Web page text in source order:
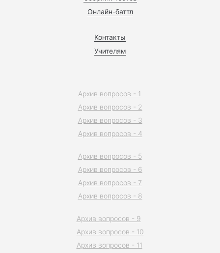
Онлайн-баттл
Контакты
Учителям
Архив вопросов - 1
Архив вопросов - 2
Архив вопросов - 3
Архив вопросов - 4
Архив вопросов - 5
Архив вопросов - 6
Архив вопросов - 7
Архив вопросов - 8
Архив вопросов - 9
Архив вопросов - 10
Архив вопросов - 11